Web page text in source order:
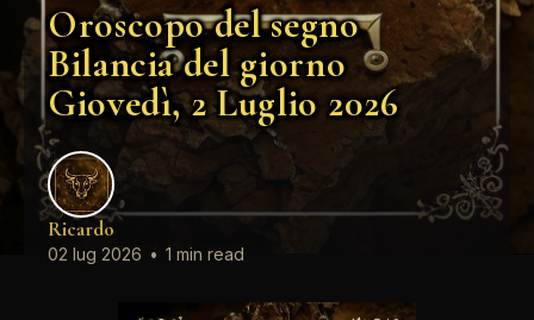
Oroscopo del segno
Bilancia del giorno
Giovedì, 2 Luglio 2026
Ricardo
02 lug 2026 • 1 min read